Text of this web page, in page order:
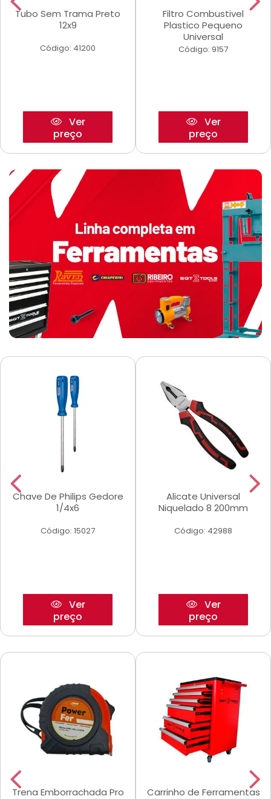
Tubo Sem Trama Preto
12x9
Código: 41200
Ver
preço
Filtro Combustivel
Plastico Pequeno
Universal
Código: 9157
Ver
preço
Chave De Philips Gedore
1/4x6
Código: 15027
Ver
preço
Alicate Universal
Niquelado 8 200mm
Código: 42988
Ver
preço
Trena Emborrachada Pro
Carrinho de Ferramentas